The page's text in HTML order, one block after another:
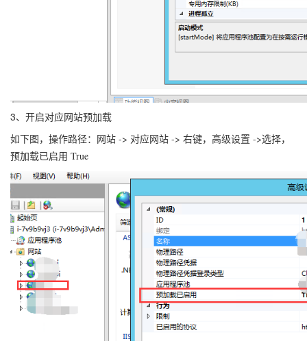
3、开启对应网站预加载
如下图，操作路径：网站 -> 对应网站 -> 右键，高级设置 ->选择，
预加载已启用 True